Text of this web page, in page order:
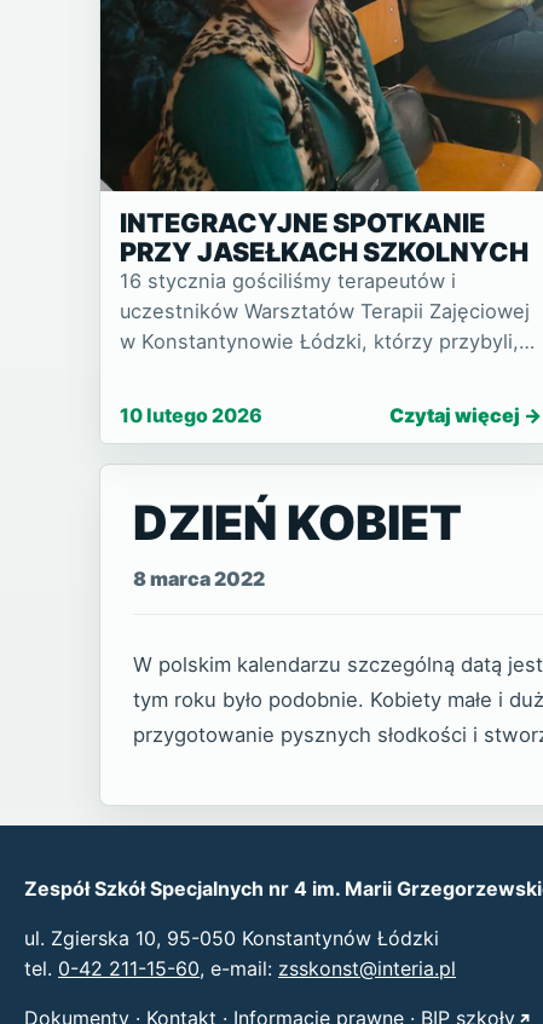
INTEGRACYJNE SPOTKANIE
PRZY JASEŁKACH SZKOLNYCH
16 stycznia gościliśmy terapeutów i
uczestników Warsztatów Terapii Zajęciowej
w Konstantynowie Łódzki, którzy przybyli,
naszej szkoły. Choć wydarzenie odbyło się
już po świętach, nadal tow…
10 lutego 2026 Czytaj więcej
DZIEŃ KOBIET
8 marca 2022
W polskim kalendarzu szczególną datą
tym roku było podobnie. Kobiety małe i
przygotowanie pysznych słodkości i
Zespół Szkół Specjalnych nr 4 im. Marii
ul. Zgierska 10, 95-050 Konstantynów Łódzki
tel. 0-42 211-15-60, e-mail: zsskonst@interia.pl
Dokumenty · Kontakt · Informacje prawne · BIP szkoły